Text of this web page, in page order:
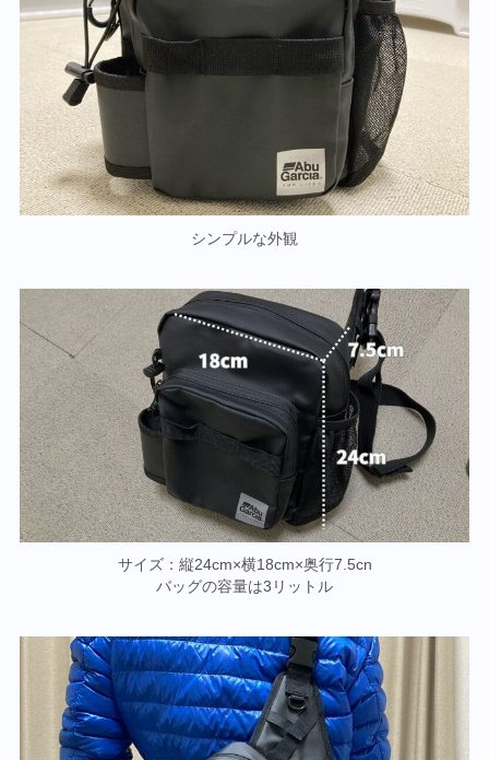
シンプルな外観
サイズ：縦24cm×横18cm×奥行7.5cn
バッグの容量は3リットル